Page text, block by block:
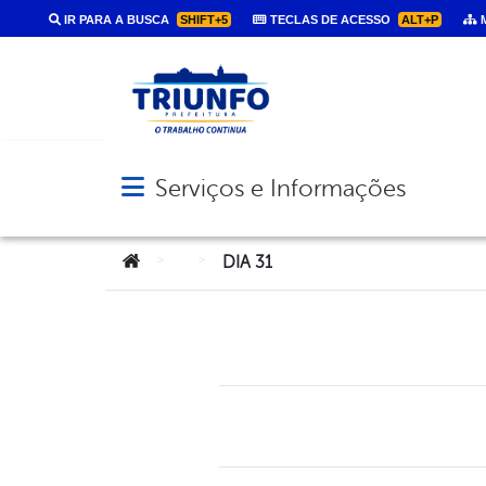
IR PARA A BUSCA SHIFT+5 TECLAS DE ACESSO ALT+P
Abrir menu principal de navegação
Serviços e Informações
Você está aqui:DIA 31